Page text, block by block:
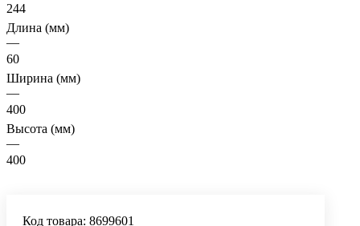
244
Длина (мм)
—
60
Ширина (мм)
—
400
Высота (мм)
—
400
Код товара: 8699601